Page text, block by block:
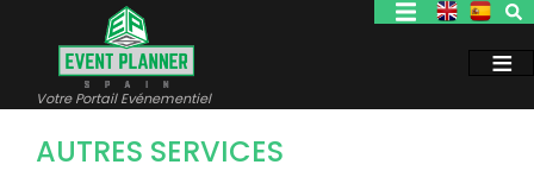
contenu
Votre Portail Evénementiel
AUTRES SERVICES